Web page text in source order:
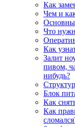
Как
Чем и
Что
Как
Залит
пивом,
нибудь?
Блок
Как
Как